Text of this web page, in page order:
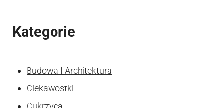
Kategorie
Budowa I Architektura
Ciekawostki